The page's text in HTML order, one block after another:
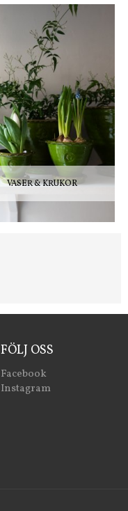
VASER & KRUKOR
FÖLJ OSS
Facebook
Instagram